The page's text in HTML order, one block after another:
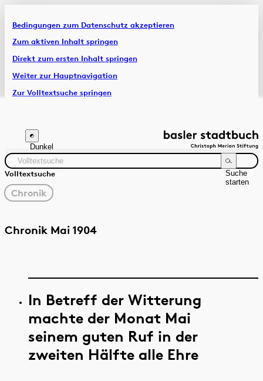
Bedingungen zum Datenschutz akzeptieren
Zum aktiven Inhalt springen
Direkt zum ersten Inhalt springen
Weiter zur Hauptnavigation
Zur Volltextsuche springen
Artikel & Dossiers
Chronik
Dunkel
Volltextsuche
Suche
starten
gewählter
Filter
Chronik
Quelle Zeitraum
Chronik Mai 1904
In Betreff der Witterung
machte der Monat Mai
seinem guten Ruf in der
zweiten Hälfte alle Ehre